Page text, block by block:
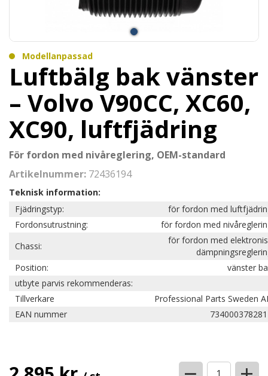
Modellanpassad
Luftbälg bak vänster
– Volvo V90CC, XC60,
XC90, luftfjädring
För fordon med nivåreglering, OEM-standard
Artikelnummer: 72436194
Teknisk information:
Fjädringstyp:
för fordon med
Fordonsutrustning:
för fordon med
Chassi:
för fordon med
Position:
vänster
utbyte parvis rekommenderas:
Tillverkare
Professional Parts Sweden
EAN nummer